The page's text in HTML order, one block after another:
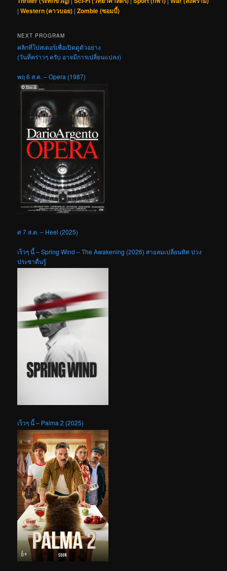
|Western (คาวบอย) |Zombie (ซอมบี้)
NEXT PROGRAM
คลิกที่โปสเตอร์เพื่อเปิดดูตัวอย่าง
(วันที่คร่าวๆ ครับ อาจมีการเปลี่ยนแปลง)
พฤ 6 ส.ค. – Opera (1987)
ศ 7 ส.ค. – Heel (2025)
เร็วๆ นี้ – Spring Wind – The Awakening (2026) สายลมเปลี่ยนทิศ ปวง
ประชาตื่นรู้
เร็วๆ นี้ – Palma 2 (2025)